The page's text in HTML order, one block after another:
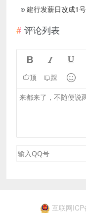
评论列表
  
顶 踩 
互联网